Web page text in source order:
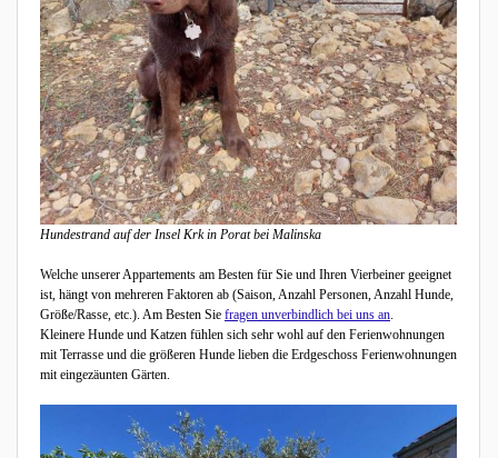
Hundestrand auf der Insel Krk in Porat bei Malinska
Welche unserer Appartements am Besten für Sie und Ihren Vierbeiner geeignet
ist, hängt von mehreren Faktoren ab (Saison, Anzahl Personen, Anzahl Hunde,
Größe/Rasse, etc.). Am Besten Sie fragen unverbindlich bei uns an.
Kleinere Hunde und Katzen fühlen sich sehr wohl auf den Ferienwohnungen
mit Terrasse und die größeren Hunde lieben die Erdgeschoss Ferienwohnungen
mit eingezäunten Gärten.